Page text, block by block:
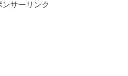
ンサーリンク